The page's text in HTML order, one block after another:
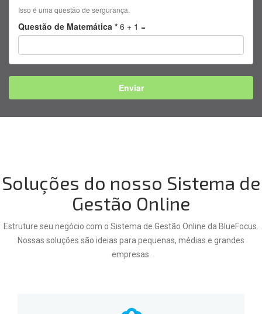
você
atua?
Isso é uma questão de sergurança.
Questão de Matemática * 6 + 1 =
Enviar
Soluções do nosso Sistema de
Gestão Online
Estruture seu negócio com o Sistema de Gestão Online da BlueFocus.
Nossas soluções são ideias para pequenas, médias e grandes
empresas.